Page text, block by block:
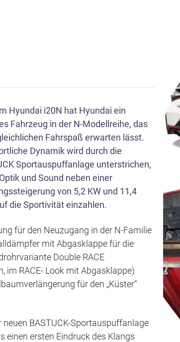
i
n
g
e
n
Hyundai i20N hat Hyundai ein
Fahrzeug in der N-Modellreihe, das
Fahrspaß erwarten lässt.
Dynamik wird durch die
Sportauspuffanlage unterstrichen,
und Sound neben einer
von 5,2 KW und 11,4
die Sportivität einzahlen.
für den Neuzugang in der N-Familie
mit Abgasklappe für die
Double RACE
im RACE- Look mit Abgasklappe)
für den „Küster“
BASTUCK-Sportauspuffanlage
einen ersten Eindruck des Klangs